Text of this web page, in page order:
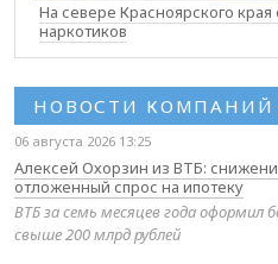
На севере Красноярского
наркотиков
НОВОСТИ КОМПАНИЙ
06 августа 2026 13:25
Алексей Охорзин из ВТБ:
отложенный спрос на ипотеку
ВТБ за семь месяцев года оформил
свыше 200 млрд рублей